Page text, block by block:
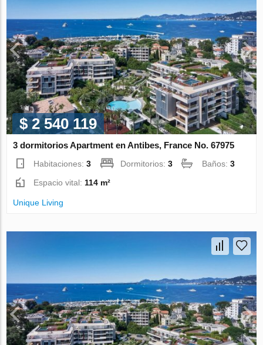
$ 2 540 119
3 dormitorios Apartment en Antibes, France No. 67975
Habitaciones:3 Dormitorios:3 Baños:3
Espacio vital: 114 m²
Unique Living